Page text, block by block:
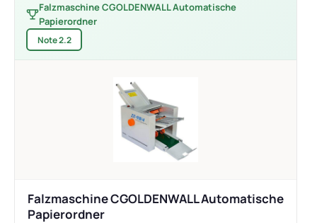
Falzmaschine CGOLDENWALL Automatische
Papierordner
Note 2.2
Falzmaschine CGOLDENWALL Automatische
Papierordner